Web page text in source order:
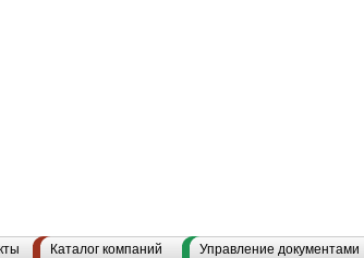
Каталог компаний Управление документами